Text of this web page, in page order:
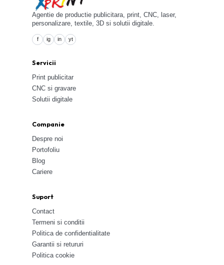
Agentie de productie publicitara, print, CNC, laser,
personalizare, textile, 3D si solutii digitale.
f ig in yt
Servicii
Print publicitar
CNC si gravare
Solutii digitale
Companie
Despre noi
Portofoliu
Blog
Cariere
Suport
Contact
Termeni si conditii
Politica de confidentialitate
Garantii si retururi
Politica cookie